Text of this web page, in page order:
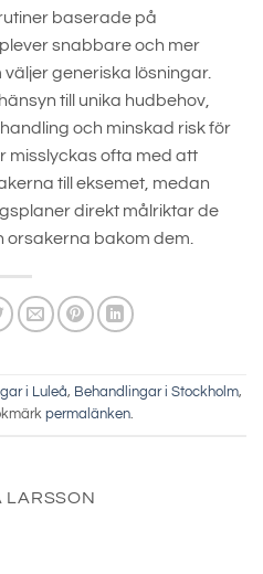
baserade på
snabbare och mer
generiska lösningar.
till unika hudbehov,
och minskad risk för
misslyckas ofta med att
till eksemet, medan
direkt målriktar de
orsakerna bakom dem.
i Luleå, Behandlingar i Stockholm,
permalänken.
LARSSON